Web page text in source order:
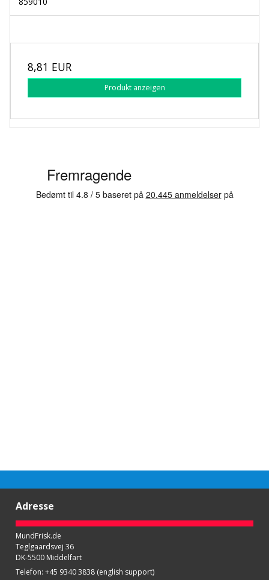
8,81 EUR
Produkt anzeigen
Adresse
MundFrisk.de
Teglgaardsvej 36
DK-5500 Middelfart
Telefon: +45 9340 3838 (english support)